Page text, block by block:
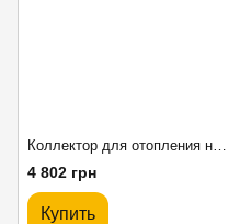
4 802 грн
Купить